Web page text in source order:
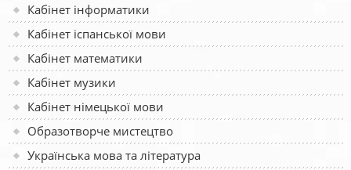
Кабінет інформатики
Кабінет іспанської мови
Кабінет математики
Кабінет музики
Кабінет німецької мови
Образотворче мистецтво
Українська мова та література